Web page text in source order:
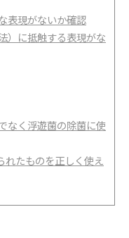
表現がないか確認
）に抵触する表現がな
なく浮遊菌の除菌に使
たものを正しく使え